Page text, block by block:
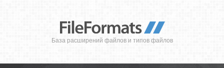
База расширений файлов и типов файлов